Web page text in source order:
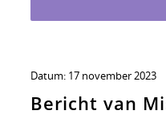
Datum: 17 november 2023
Bericht van